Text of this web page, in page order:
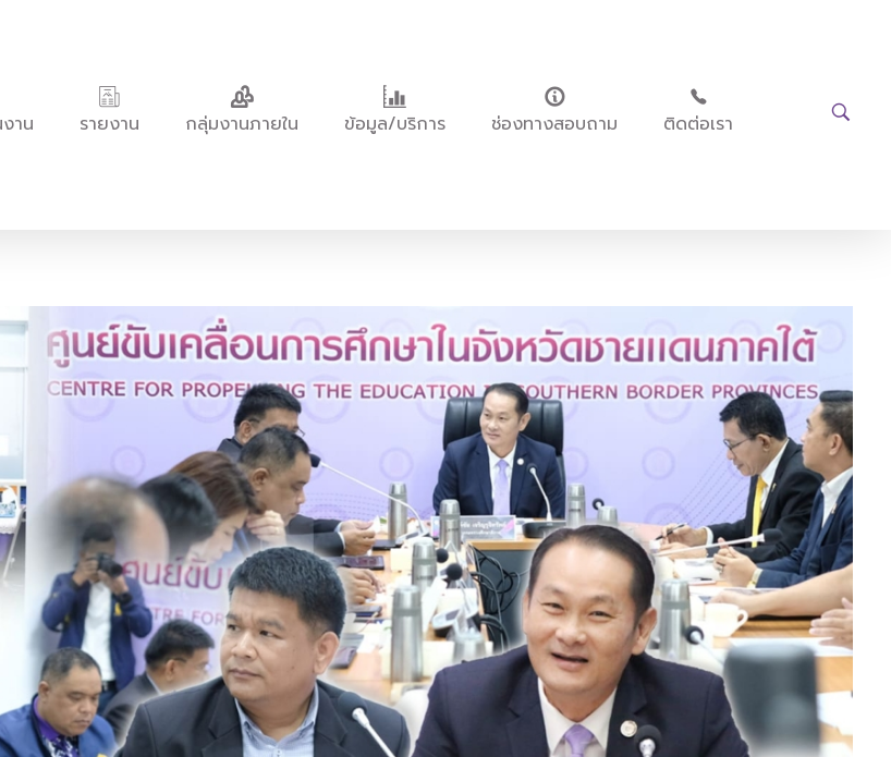
าน รายงาน กลุ่มงานภายใน ข้อมูล/บริการ ช่องทางสอบถาม ติดต่อเรา